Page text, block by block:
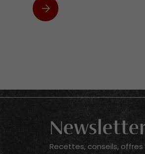
Sandwich rustique au Pulled
Recettes, conseils,